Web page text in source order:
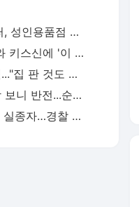
"귀 파주면 돈 줄게"…女래퍼, 성인용품점 알바 중 변태남 만나 - 머니투데이
전도연 "중학생 딸, 정경호와 키스신에 '이 썩을 것 같다'고"…왜? - 머니투데이
수억 올라도 손에 쥔 돈 0원..."집 판 것도 아닌데" 1주택자 불만 터졌다 - 머니투데이
"공무원 박봉 아니야?" 통장 보니 반전...순자산 '10억' 30대, 비결은 - 머니투데이
폭염 속 울던 남성, 30년 전 실종자…경찰 설득 끝 '눈물의 가족 상봉' - 머니투데이